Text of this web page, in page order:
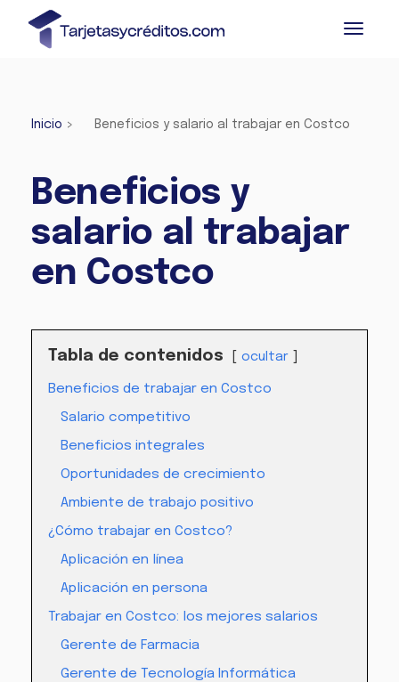
Inicio > Beneficios y salario al trabajar en Costco
Beneficios y
salario al trabajar
en Costco
Tabla de contenidos ocultar
Beneficios de trabajar en Costco
Salario competitivo
Beneficios integrales
Oportunidades de crecimiento
Ambiente de trabajo positivo
¿Cómo trabajar en Costco?
Aplicación en línea
Aplicación en persona
Trabajar en Costco: los mejores salarios
Gerente de Farmacia
Gerente de Tecnología Informática